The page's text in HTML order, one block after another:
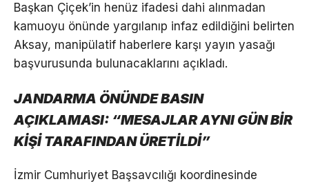
Başkan Çiçek’in henüz ifadesi dahi alınmadan
kamuoyu önünde yargılanıp infaz edildiğini belirten
Aksay, manipülatif haberlere karşı yayın yasağı
başvurusunda bulunacaklarını açıkladı.
JANDARMA ÖNÜNDE BASIN
AÇIKLAMASI: “MESAJLAR AYNI GÜN BİR
KİŞİ TARAFINDAN ÜRETİLDİ”
İzmir Cumhuriyet Başsavcılığı koordinesinde